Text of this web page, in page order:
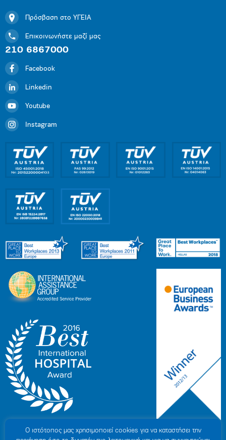
Πρόσβαση στο ΥΓΕΙΑ
Επικοινωνήστε μαζί μας
210 6867000
Facebook
Linkedin
Youtube
Instagram
Ο ιστότοπoς μας χρησιμοποιεί cookies για να καταστήσει την